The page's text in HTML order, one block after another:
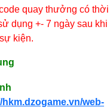
quay thưởng có thời
dụng +- 7 ngày sau khi
kiện.
hkm.dzogame.vn/web-